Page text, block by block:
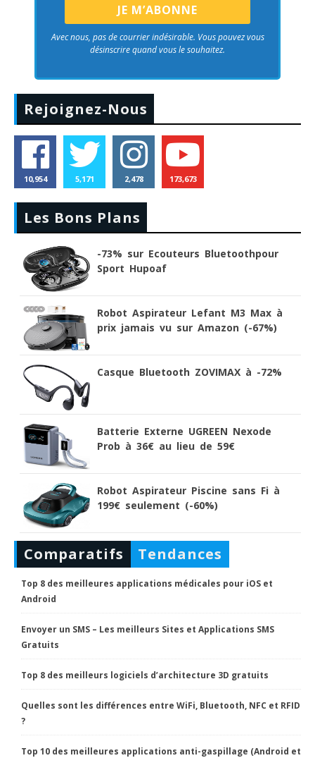
Avec nous, pas de courrier indésirable. Vous pouvez vous
désinscrire quand vous le souhaitez.
Rejoignez-Nous
10,954 5,171 2,478 173,673
Les Bons Plans
-73% sur Ecouteurs Bluetoothpour
Sport Hupoaf
Robot Aspirateur Lefant M3 Max à
prix jamais vu sur Amazon (-67%)
Casque Bluetooth ZOVIMAX à -72%
Batterie Externe UGREEN Nexode
Prob à 36€ au lieu de 59€
Robot Aspirateur Piscine sans Fi à
199€ seulement (-60%)
Comparatifs Tendances
Top 8 des meilleures applications médicales pour iOS et
Android
Envoyer un SMS – Les meilleurs Sites et Applications SMS
Gratuits
Top 8 des meilleurs logiciels d’architecture 3D gratuits
Quelles sont les différences entre WiFi, Bluetooth, NFC et RFID
?
Top 10 des meilleures applications anti-gaspillage (Android et